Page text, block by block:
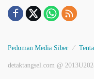
Pedoman Media Siber
detaktangsel.com @